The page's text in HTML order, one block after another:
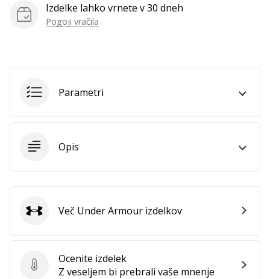
Izdelke lahko vrnete v 30 dneh
Pogoji vračila
Parametri
Opis
Ocenite izdelek
Ocenite izdelek
Z veseljem bi prebrali vaše mnenje
Under Armour
Več Under Armour izdelkov